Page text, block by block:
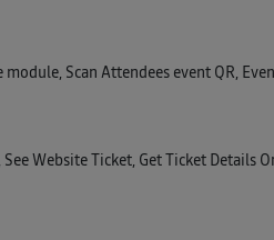
Scan Attendees event QR,
Website Ticket, Get Ticket Details